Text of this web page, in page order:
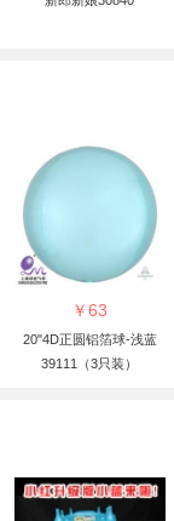
￥63
20"4D正圆铝箔球-浅蓝
39111（3只装）